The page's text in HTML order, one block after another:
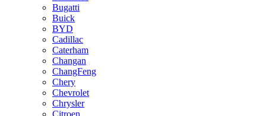
Bugatti
Buick
BYD
Cadillac
Caterham
Changan
ChangFeng
Chery
Chevrolet
Chrysler
Citroen